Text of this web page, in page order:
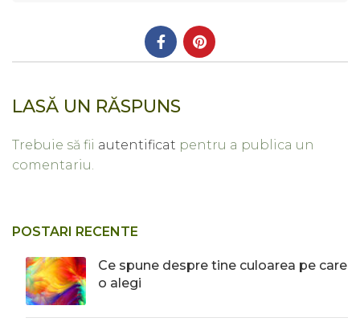
LASĂ UN RĂSPUNS
Trebuie să fii autentificat pentru a publica un
comentariu.
POSTARI RECENTE
Ce spune despre tine culoarea pe care
o alegi